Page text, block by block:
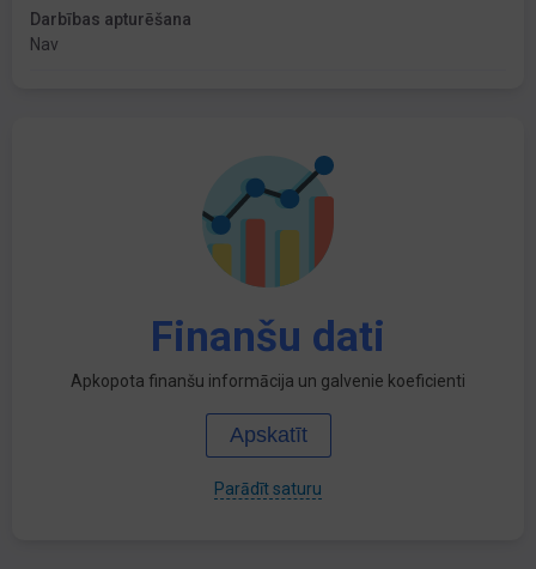
Darbības apturēšana
Nav
Finanšu dati
Apkopota finanšu informācija un galvenie koeficienti
Apskatīt
Parādīt saturu